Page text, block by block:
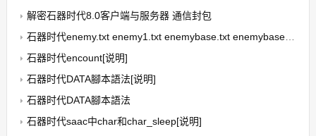
解密石器时代8.0客户端与服务器 通信封包
石器时代enemy.txt enemy1.txt enemybase.txt enemybase1.txt宠物文件[说明]
石器时代encount[说明]
石器时代DATA腳本語法[说明]
石器时代DATA腳本語法
石器时代saac中char和char_sleep[说明]